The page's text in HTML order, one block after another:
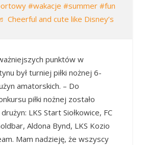
#wakacje #summer #fun
Cheerful and cute like Disney’s
punktów w
był turniej piłki nożnej 6-
amatorskich. – Do
piłki nożnej zostało
LKS Start Siołkowice, FC
Aldona Bynd, LKS Kozio
Mam nadzieję, że wszyscy